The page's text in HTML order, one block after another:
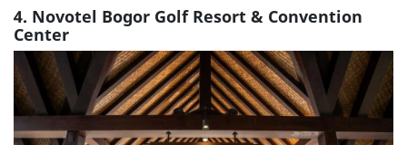
4. Novotel Bogor Golf Resort & Convention
Center